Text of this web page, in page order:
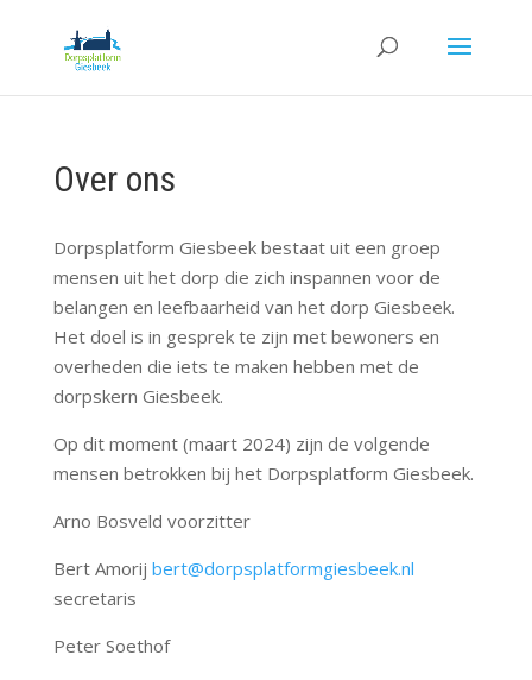
Over ons
Dorpsplatform Giesbeek bestaat uit een groep
mensen uit het dorp die zich inspannen voor de
belangen en leefbaarheid van het dorp Giesbeek.
Het doel is in gesprek te zijn met bewoners en
overheden die iets te maken hebben met de
dorpskern Giesbeek.
Op dit moment (maart 2024) zijn de volgende
mensen betrokken bij het Dorpsplatform Giesbeek.
Arno Bosveld voorzitter
Bert Amorij bert@dorpsplatformgiesbeek.nl
secretaris
Peter Soethof